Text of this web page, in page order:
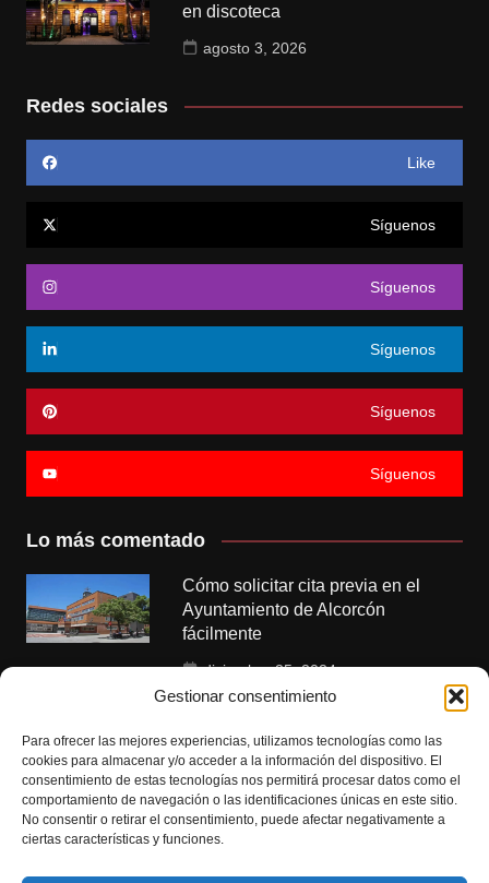
Gestionar consentimiento
Para ofrecer las mejores experiencias, utilizamos tecnologías como las
cookies para almacenar y/o acceder a la información del dispositivo. El
consentimiento de estas tecnologías nos permitirá procesar datos como el
comportamiento de navegación o las identificaciones únicas en este sitio.
No consentir o retirar el consentimiento, puede afectar negativamente a
ciertas características y funciones.
en discoteca
agosto 3, 2026
Redes sociales
Like
Síguenos
Síguenos
Síguenos
Síguenos
Síguenos
Lo más comentado
Cómo solicitar cita previa en el
Ayuntamiento de Alcorcón
fácilmente
diciembre 25, 2024
Alcorcón: instalaciones y servicios
disponibles
enero 6, 2025
Citas para empadronamiento en
Alcorcón: guía completa y pasos a